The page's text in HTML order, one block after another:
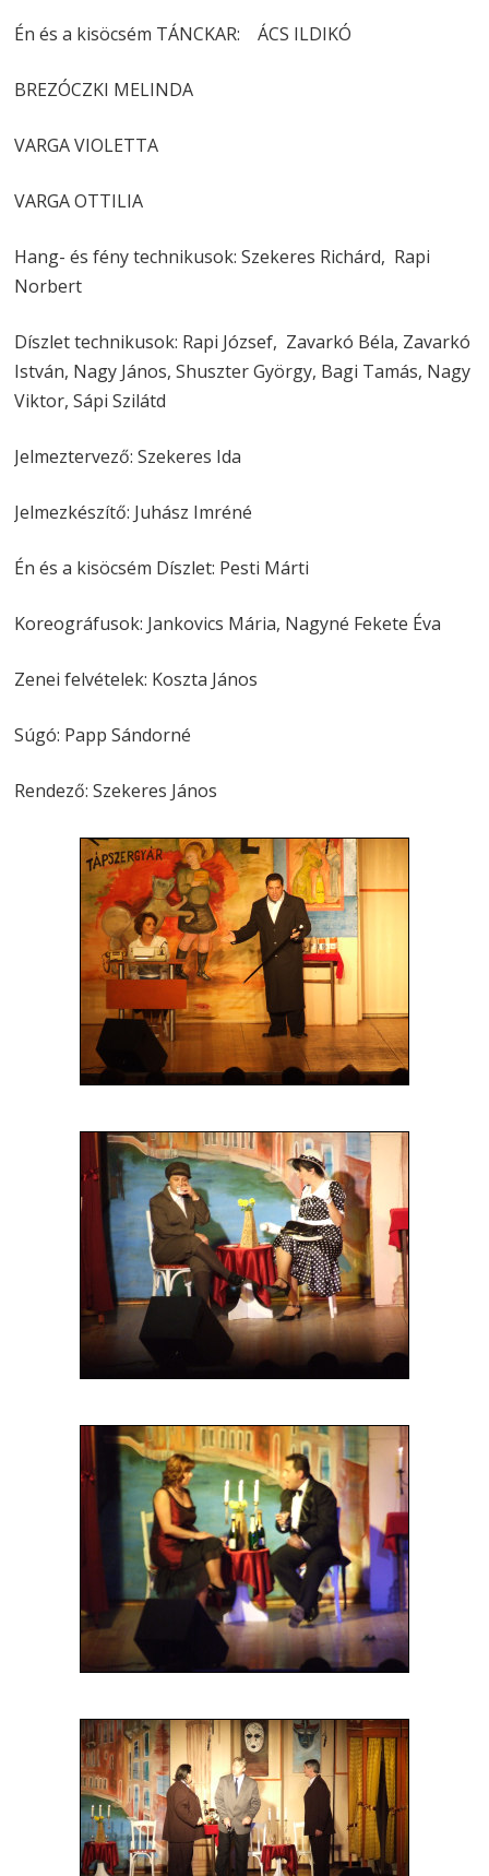
Én és a kisöcsém TÁNCKAR: ÁCS ILDIKÓ
BREZÓCZKI MELINDA
VARGA VIOLETTA
VARGA OTTILIA
Hang- és fény technikusok: Szekeres Richárd, Rapi
Norbert
Díszlet technikusok: Rapi József, Zavarkó Béla, Zavarkó
István, Nagy János, Shuszter György, Bagi Tamás, Nagy
Viktor, Sápi Szilátd
Jelmeztervező: Szekeres Ida
Jelmezkészítő: Juhász Imréné
Én és a kisöcsém Díszlet: Pesti Márti
Koreográfusok: Jankovics Mária, Nagyné Fekete Éva
Zenei felvételek: Koszta János
Súgó: Papp Sándorné
Rendező: Szekeres János